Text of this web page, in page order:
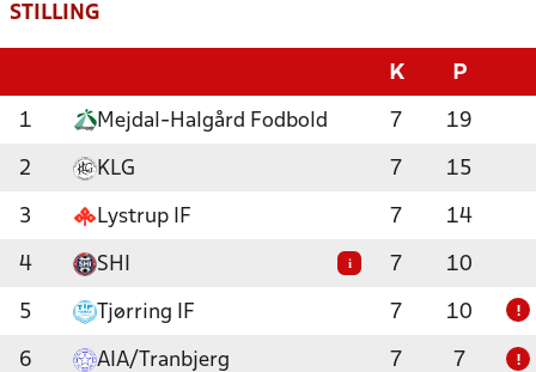
STILLING
K P
1 Mejdal-Halgård Fodbold 7 19
2 KLG 7 15
3 Lystrup IF 7 14
4 SHI i 7 10
5 Tjørring IF 7 10 !
6 AIA/Tranbjerg 7 7 !